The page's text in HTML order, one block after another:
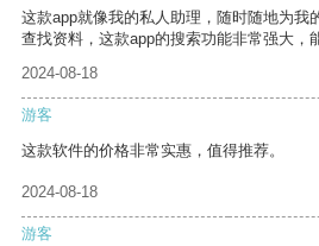
这款app就像我的私人助理，随时随地为我
查找资料，这款app的搜索功能非常强大，
2024-08-18
游客
这款软件的价格非常实惠，值得推荐。
2024-08-18
游客